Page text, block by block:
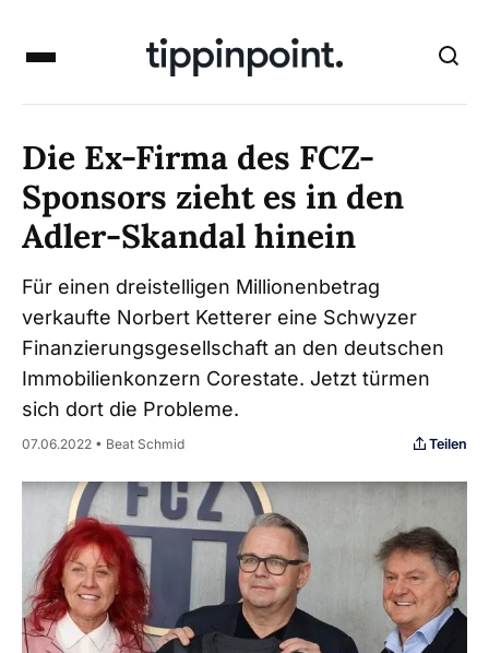
Die Ex-Firma des FCZ-
Sponsors zieht es in den
Adler-Skandal hinein
Für einen dreistelligen Millionenbetrag
verkaufte Norbert Ketterer eine Schwyzer
Finanzierungsgesellschaft an den deutschen
Immobilienkonzern Corestate. Jetzt türmen
sich dort die Probleme.
07.06.2022 • Beat Schmid Teilen